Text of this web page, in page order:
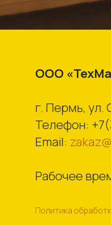
ООО
г. Пермь, ул.
Телефон:
Email:
Рабочее
Политика